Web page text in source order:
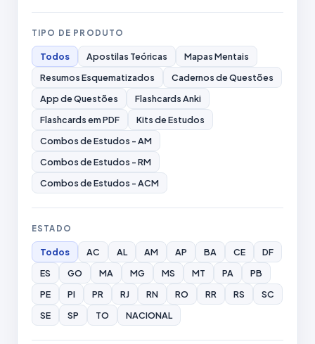
TIPO DE PRODUTO
Todos Apostilas Teóricas
Mapas Mentais
Resumos Esquematizados
Cadernos de Questões
App de Questões
Flashcards Anki
Flashcards em PDF
Kits de Estudos
Combos de Estudos - AM
Combos de Estudos - RM
Combos de Estudos - ACM
ESTADO
Todos AC AL AM AP BA CE
DF
ES
GO MA MG MS MT PA
PB
PE
PI PR RJ RN RO RR RS
SC
SE
SP TO NACIONAL